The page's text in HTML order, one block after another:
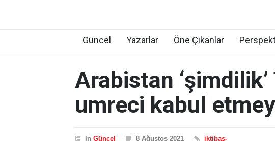
Güncel Yazarlar Öne Çıkanlar
Arabistan ‘şimdilik’
umreci kabul
In Güncel 8 Ağustos 2021 iktibas-